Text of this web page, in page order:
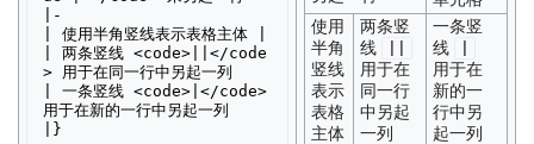
|-
| 使用半角竖线表示表格主体 |
| 两条竖线 <code>||</code
> 用于在同一行中另起一列
| 一条竖线 <code>|</code>
用于在新的一行中另起一列
使用
半角
竖线
表示
表格
主体
两条竖
线
用于在
同一行
中另起
一列
一条竖
线
用于在
新的一
行中另
起一列